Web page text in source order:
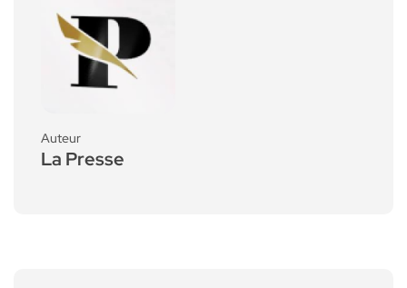
Auteur
La Presse